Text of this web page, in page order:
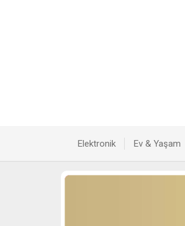
Elektronik Ev & Yaşam